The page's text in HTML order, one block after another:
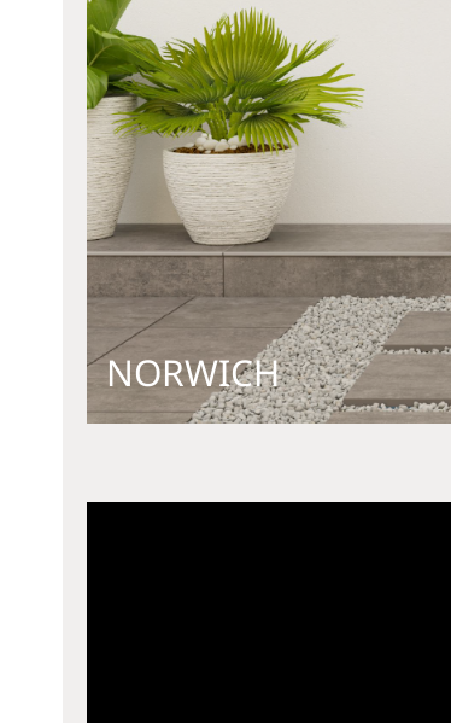
NORWICH